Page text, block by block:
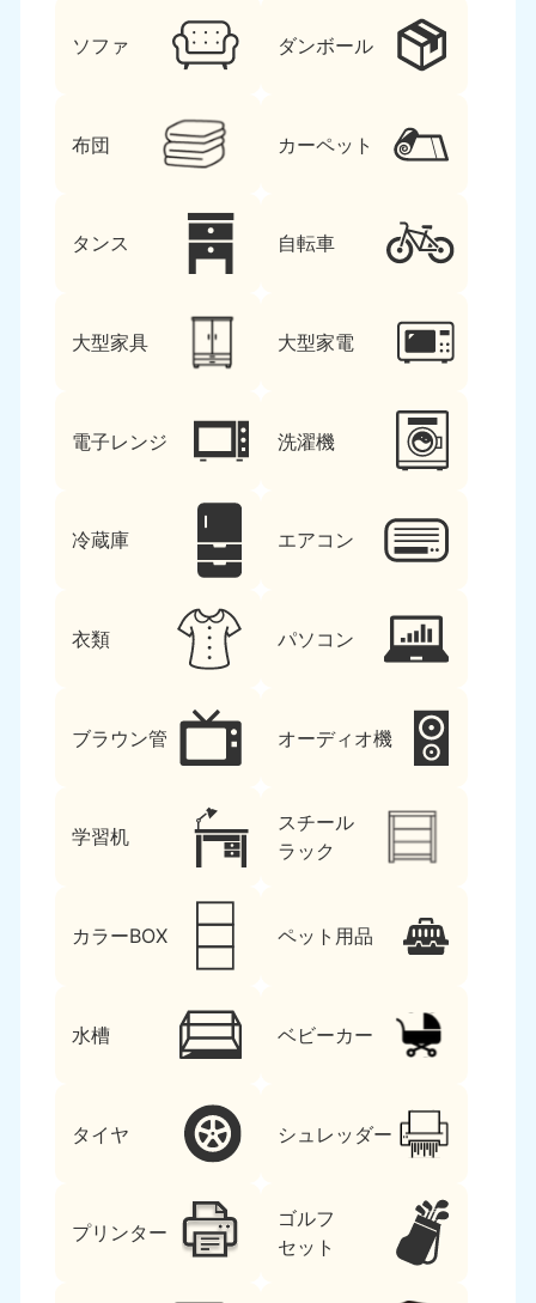
ソファ ダンボール
布団 カーペット
タンス 自転車
大型家具 大型家電
電子レンジ 洗濯機
冷蔵庫 エアコン
衣類 パソコン
ブラウン管 オーディオ機
学習机
スチール
ラック
カラーBOX ペット用品
水槽 ベビーカー
タイヤ シュレッダー
プリンター
ゴルフ
セット